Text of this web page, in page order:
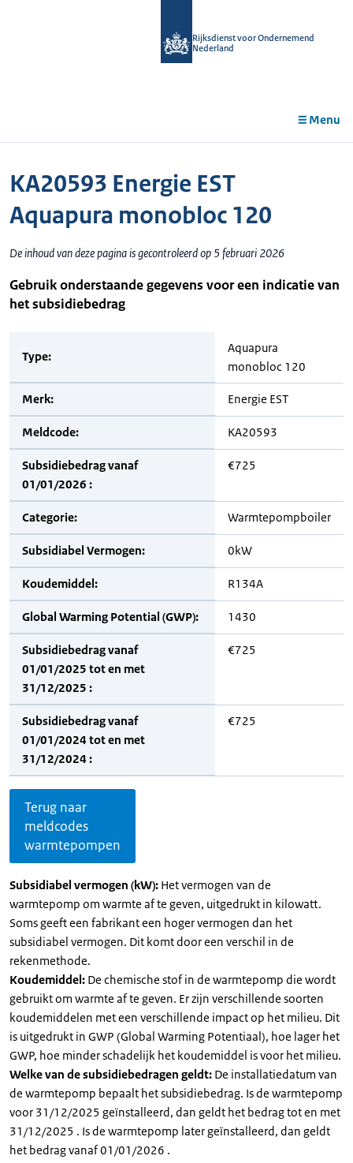
Rijksdienst voor Ondernemend
Nederland
Menu
KA20593 Energie EST
Aquapura monobloc 120
De inhoud van deze pagina is gecontroleerd op 5 februari 2026
Gebruik onderstaande gegevens voor een indicatie van
het subsidiebedrag
Type:
Aquapura
monobloc 120
Merk: Energie EST
Meldcode: KA20593
Subsidiebedrag vanaf
01/01/2026 :
€725
Categorie: Warmtepompboiler
Subsidiabel Vermogen: 0kW
Koudemiddel: R134A
Global Warming Potential (GWP): 1430
Subsidiebedrag vanaf
01/01/2025 tot en met
31/12/2025 :
€725
Subsidiebedrag vanaf
01/01/2024 tot en met
31/12/2024 :
€725
Terug naar
meldcodes
warmtepompen
Subsidiabel vermogen (kW): Het vermogen van de
warmtepomp om warmte af te geven, uitgedrukt in kilowatt.
Soms geeft een fabrikant een hoger vermogen dan het
subsidiabel vermogen. Dit komt door een verschil in de
rekenmethode.
Koudemiddel: De chemische stof in de warmtepomp die wordt
gebruikt om warmte af te geven. Er zijn verschillende soorten
koudemiddelen met een verschillende impact op het milieu. Dit
is uitgedrukt in GWP (Global Warming Potentiaal), hoe lager het
GWP, hoe minder schadelijk het koudemiddel is voor het milieu.
Welke van de subsidiebedragen geldt: De installatiedatum van
de warmtepomp bepaalt het subsidiebedrag. Is de warmtepomp
voor 31/12/2025 geïnstalleerd, dan geldt het bedrag tot en met
31/12/2025 . Is de warmtepomp later geïnstalleerd, dan geldt
het bedrag vanaf 01/01/2026 .